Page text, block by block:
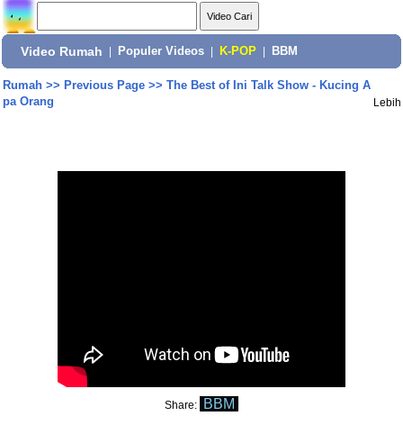
Video Rumah Populer Videos K-POP BBM
Rumah>> Previous Page>> The Best of Ini Talk Show - Kucing A
pa Orang
Lebih
Share: BBM